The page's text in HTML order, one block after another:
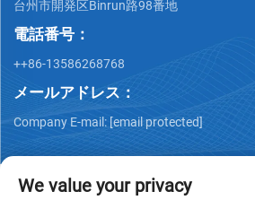
台州市開発区Binrun路98番地
電話番号：
++86-13586268768
メールアドレス：
Company E-mail: [email protected]
We value your privacy